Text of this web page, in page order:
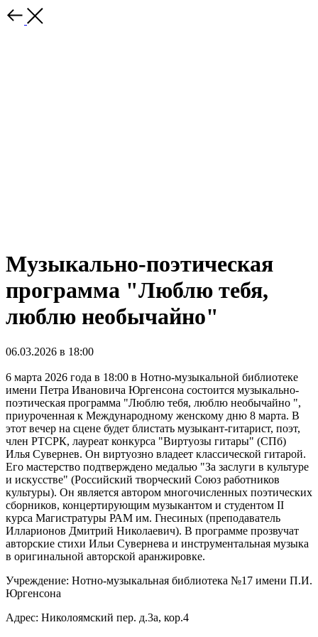
Музыкально-поэтическая
программа "Люблю тебя,
люблю необычайно"
06.03.2026 в 18:00
6 марта 2026 года в 18:00 в Нотно-музыкальной библиотеке
имени Петра Ивановича Юргенсона состоится музыкально-
поэтическая программа "Люблю тебя, люблю необычайно ",
приуроченная к Международному женскому дню 8 марта. В
этот вечер на сцене будет блистать музыкант-гитарист, поэт,
член РТСРК, лауреат конкурса "Виртуозы гитары" (СПб)
Илья Сувернев. Он виртуозно владеет классической гитарой.
Его мастерство подтверждено медалью "За заслуги в культуре
и искусстве" (Российский творческий Союз работников
культуры). Он является автором многочисленных поэтических
сборников, концертирующим музыкантом и студентом II
курса Магистратуры РАМ им. Гнесиных (преподаватель
Илларионов Дмитрий Николаевич). В программе прозвучат
авторские стихи Ильи Сувернева и инструментальная музыка
в оригинальной авторской аранжировке.
Учреждение: Нотно-музыкальная библиотека №17 имени П.И.
Юргенсона
Адрес: Николоямский пер. д.3а, кор.4